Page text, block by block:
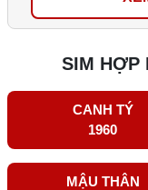
SIM HỢP
CANH TÝ
1960
MẬU THÂN